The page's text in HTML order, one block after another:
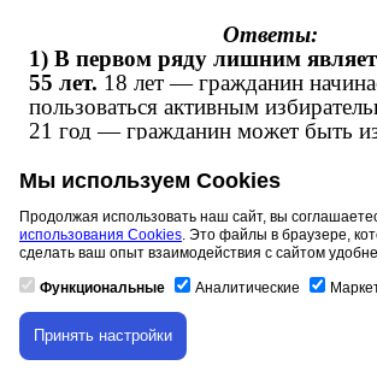
Ответы:
1) В первом ряду лишним
55 лет. 18 лет — гражданин
пользоваться активным
21 год — гражданин может быть
представительный орган РФ —
35 лет — гражданин может быть
Президентом Российской
возраст, не являющийся
избирательного права.
2) Во втором ряду лишнее слово
Правительство.
Скачивание материала доступно только для
авторизованных пользователей.
Мы используем Cookies
Продолжая использовать наш сайт, вы
использования Cookies. Это файлы в браузере,
сделать ваш опыт взаимодействия с сайтом
Функциональные Аналитические
Принять настройки